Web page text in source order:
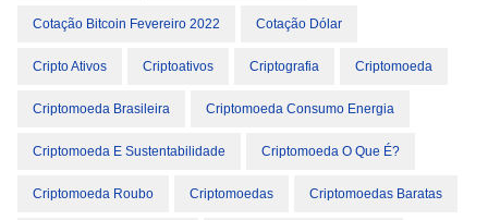
Cotação Bitcoin Fevereiro 2022 Cotação Dólar
Cripto Ativos Criptoativos Criptografia Criptomoeda
Criptomoeda Brasileira Criptomoeda Consumo Energia
Criptomoeda E Sustentabilidade Criptomoeda O Que É?
Criptomoeda Roubo Criptomoedas Criptomoedas Baratas